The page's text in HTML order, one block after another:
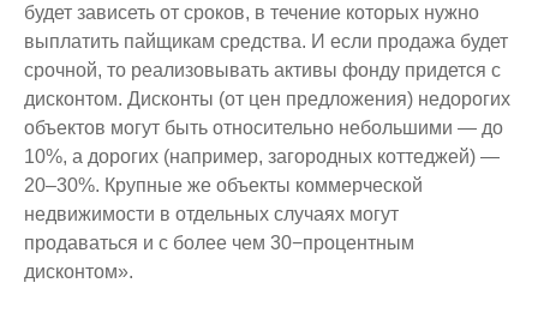
будет зависеть от сроков, в течение которых нужно
выплатить пайщикам средства. И если продажа будет
срочной, то реализовывать активы фонду придется с
дисконтом. Дисконты (от цен предложения) недорогих
объектов могут быть относительно небольшими — до
10%, а дорогих (например, загородных коттеджей) —
20–30%. Крупные же объекты коммерческой
недвижимости в отдельных случаях могут
продаваться и с более чем 30−процентным
дисконтом».